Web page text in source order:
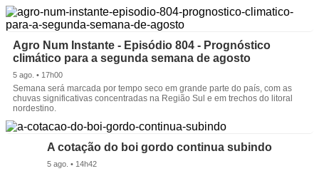
Agro Num Instante - Episódio 804 - Prognóstico
climático para a segunda semana de agosto
5 ago. • 17h00
Semana será marcada por tempo seco em grande parte do país, com as
chuvas significativas concentradas na Região Sul e em trechos do litoral
nordestino.
A cotação do boi gordo continua subindo
5 ago. • 14h42